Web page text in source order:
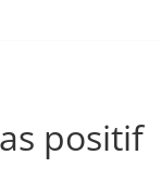
positif